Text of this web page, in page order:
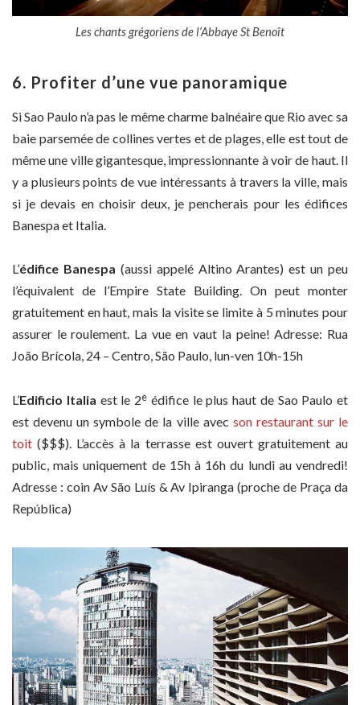
Les chants grégoriens de l’Abbaye St Benoît
6. Profiter d’une vue panoramique
Si Sao Paulo n’a pas le même charme balnéaire que Rio avec sa
baie parsemée de collines vertes et de plages, elle est tout de
même une ville gigantesque, impressionnante à voir de haut. Il
y a plusieurs points de vue intéressants à travers la ville, mais
si je devais en choisir deux, je pencherais pour les édifices
Banespa et Italia.
L’édifice Banespa (aussi appelé Altino Arantes) est un peu
l’équivalent de l’Empire State Building. On peut monter
gratuitement en haut, mais la visite se limite à 5 minutes pour
assurer le roulement. La vue en vaut la peine! Adresse: Rua
João Brícola, 24 – Centro, São Paulo, lun-ven 10h-15h
L’Edificio Italia est le 2e édifice le plus haut de Sao Paulo et
est devenu un symbole de la ville avec son restaurant sur le
toit ($$$). L’accès à la terrasse est ouvert gratuitement au
public, mais uniquement de 15h à 16h du lundi au vendredi!
Adresse : coin Av São Luís & Av Ipiranga (proche de Praça da
República)